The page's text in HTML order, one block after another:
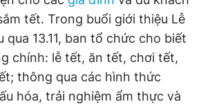
điện thoại
tết. Trong buổi giới thiệu Lễ
qua 13.11, ban tổ chức cho biết
chính: lễ tết, ăn tết, chơi tết,
thông qua các hình thức
hóa, trải nghiệm ẩm thực và